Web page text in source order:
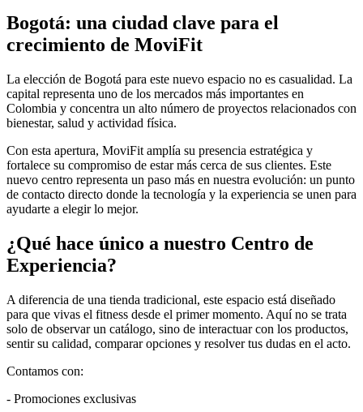
Bogotá: una ciudad clave para el
crecimiento de MoviFit
La elección de Bogotá para este nuevo espacio no es casualidad. La
capital representa uno de los mercados más importantes en
Colombia y concentra un alto número de proyectos relacionados con
bienestar, salud y actividad física.
Con esta apertura, MoviFit amplía su presencia estratégica y
fortalece su compromiso de estar más cerca de sus clientes. Este
nuevo centro representa un paso más en nuestra evolución: un punto
de contacto directo donde la tecnología y la experiencia se unen para
ayudarte a elegir lo mejor.
¿Qué hace único a nuestro Centro de
Experiencia?
A diferencia de una tienda tradicional, este espacio está diseñado
para que vivas el fitness desde el primer momento. Aquí no se trata
solo de observar un catálogo, sino de interactuar con los productos,
sentir su calidad, comparar opciones y resolver tus dudas en el acto.
Contamos con:
- Promociones exclusivas